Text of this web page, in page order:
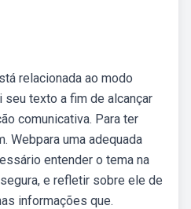
relacionada ao modo
texto a fim de alcançar
comunicativa. Para ter
Webpara uma adequada
entender o tema na
e refletir sobre ele de
informações que.